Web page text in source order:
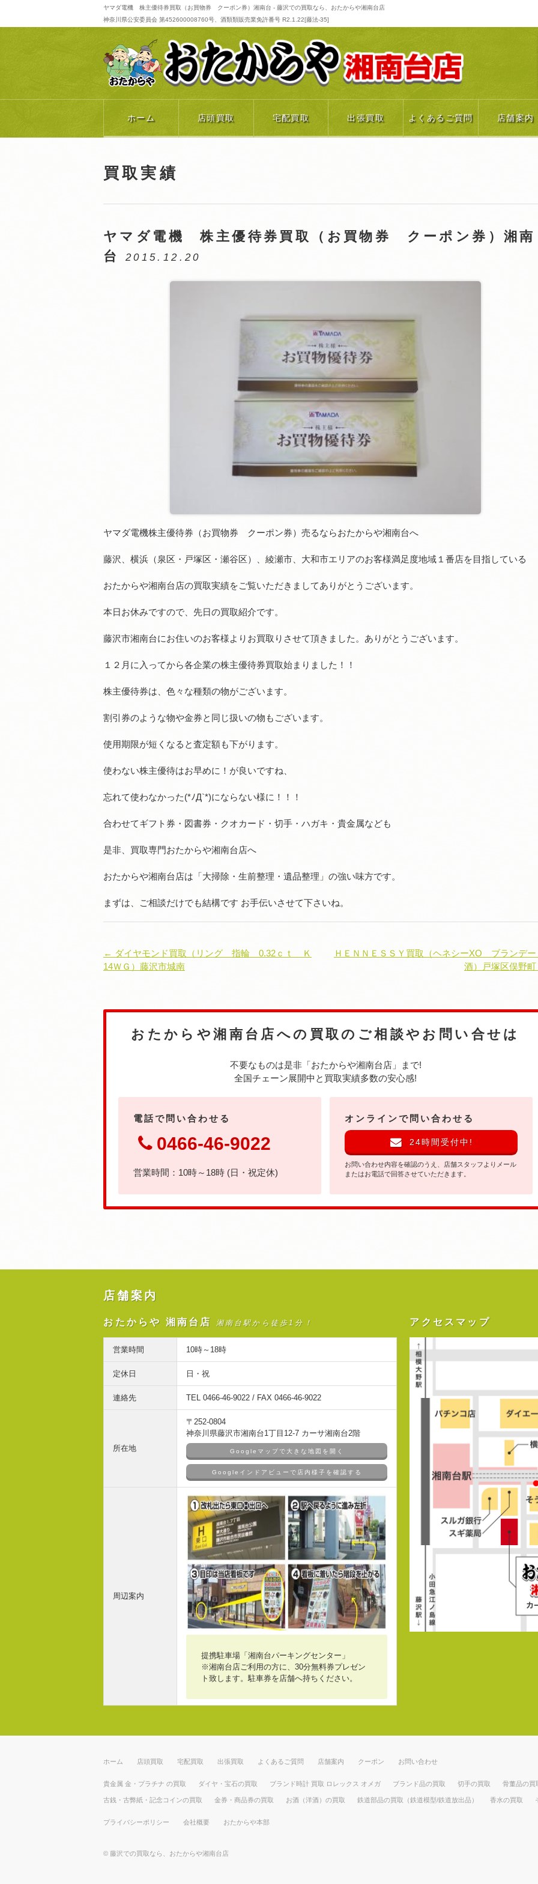
ヤマダ電機 株主優待券買取（お買物券 クーポン券）湘南台 - 藤沢での買取なら、おたからや湘南台店
神奈川県公安委員会 第452600008760号、酒類類販売業免許番号 R2.1.22[藤法-35]
ホーム 店頭買取 宅配買取 出張買取 よくあるご質問 店舗案内
買取実績
ヤマダ電機 株主優待券買取（お買物券 クーポン券）湘南
台
2015.12.20
ヤマダ電機株主優待券（お買物券 クーポン券）売るならおたからや湘南台へ
藤沢、横浜（泉区・戸塚区・瀬谷区）、綾瀬市、大和市エリアのお客様満足度地域１番店を目指している
おたからや湘南台店の買取実績をご覧いただきましてありがとうございます。
本日お休みですので、先日の買取紹介です。
藤沢市湘南台にお住いのお客様よりお買取りさせて頂きました。ありがとうございます。
１２月に入ってから各企業の株主優待券買取始まりました！！
株主優待券は、色々な種類の物がございます。
割引券のような物や金券と同じ扱いの物もございます。
使用期限が短くなると査定額も下がります。
使わない株主優待はお早めに！が良いですね、
忘れて使わなかった(*ﾉД`*)にならない様に！！！
合わせてギフト券・図書券・クオカード・切手・ハガキ・貴金属なども
是非、買取専門おたからや湘南台店へ
おたからや湘南台店は「大掃除・生前整理・遺品整理」の強い味方です。
まずは、ご相談だけでも結構です お手伝いさせて下さいね。
← ダイヤモンド買取（リング 指輪 0.32ｃｔ Ｋ
14ＷＧ）藤沢市城南
ＨＥＮＮＥＳＳＹ買取（ヘネシーXO ブランデー
酒）戸塚区俣野
おたからや湘南台店への 買取のご相談やお問い合せは
不要なものは是非「おたからや湘南台店」まで!
全国チェーン展開中と買取実績多数の安心感!
電話で問い合わせる
0466-46-9022
営業時間：10時～18時 (日・祝定休)
オンラインで問い合わせる
24時間受付中!
お問い合わせ内容を確認のうえ、店舗スタッフよりメール
またはお電話で回答させていただきます。
店舗案内
おたからや 湘南台店 湘南台駅から徒歩1分！
営業時間 10時～18時
定休日 日・祝
連絡先 TEL 0466-46-9022 / FAX 0466-46-9022
所在地
〒252-0804
神奈川県藤沢市湘南台1丁目12-7 カーサ湘南台2階
Googleマップで大きな地図を開く
Googleインドアビューで店内様子を確認する
周辺案内
提携駐車場「湘南台パーキングセンター」
※湘南台店ご利用の方に、30分無料券プレゼン
ト致します。駐車券を店舗へ持ちください。
アクセスマップ
ホーム 店頭買取 宅配買取 出張買取 よくあるご質問 店舗案内 クーポン お問い合わせ
貴金属 金・プラチナ の買取 ダイヤ・宝石の買取 ブランド時計 買取 ロレックス オメガ ブランド品の買取 切手の買取 骨董品の買
古銭・古弊紙・記念コインの買取 金券・商品券の買取 お酒（洋酒）の買取 鉄道部品の買取（鉄道模型/鉄道放出品） 香水の買取
プライバシーポリシー 会社概要 おたからや本部
© 藤沢での買取なら、おたからや湘南台店